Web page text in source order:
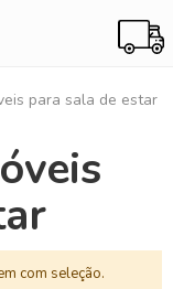
para sala de estar
com seleção.